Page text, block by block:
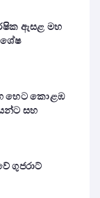
ඇසළ මහ
හෙට කොළඹ
සහ
ගුජරාට්